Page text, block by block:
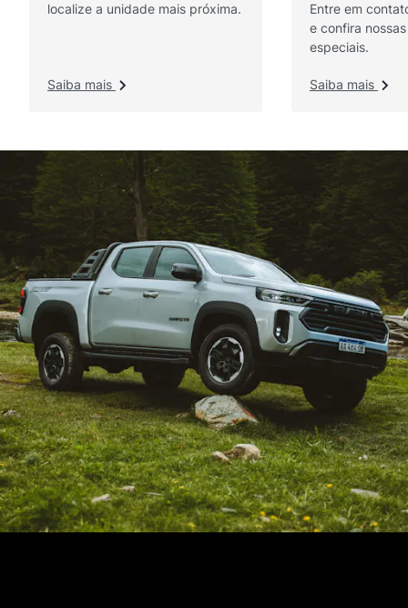
localize a unidade mais próxima.
Saiba mais
Entre em
e confira
especiais.
Saiba mais